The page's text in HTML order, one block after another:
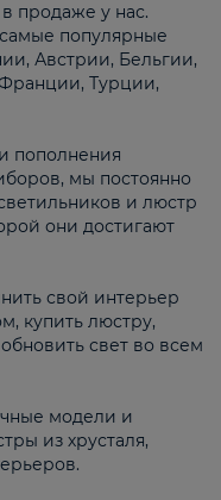
продаже у нас.
популярные
Австрии, Бельгии,
Турции,
пополнения
мы постоянно
и люстр
они достигают
свой интерьер
купить люстру,
свет во всем
модели и
из хрусталя,